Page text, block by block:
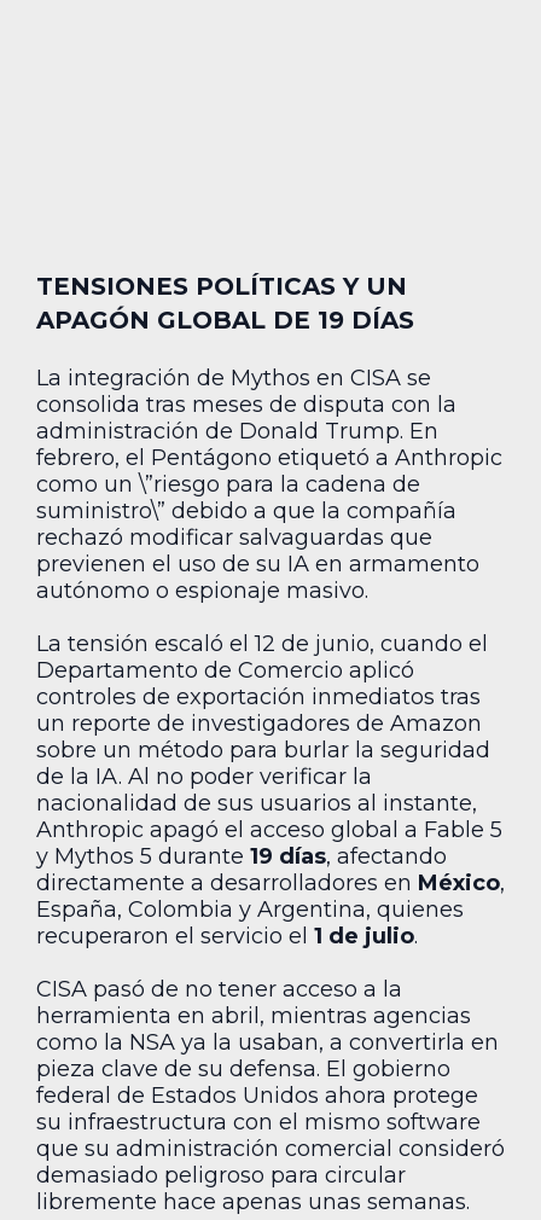
TENSIONES POLÍTICAS Y UN
APAGÓN GLOBAL DE 19 DÍAS
La integración de Mythos en CISA se
consolida tras meses de disputa con la
administración de Donald Trump. En
febrero, el Pentágono etiquetó a Anthropic
como un \”riesgo para la cadena de
suministro\” debido a que la compañía
rechazó modificar salvaguardas que
previenen el uso de su IA en armamento
autónomo o espionaje masivo.
La tensión escaló el 12 de junio, cuando el
Departamento de Comercio aplicó
controles de exportación inmediatos tras
un reporte de investigadores de Amazon
sobre un método para burlar la seguridad
de la IA. Al no poder verificar la
nacionalidad de sus usuarios al instante,
Anthropic apagó el acceso global a Fable 5
y Mythos 5 durante 19 días, afectando
directamente a desarrolladores en México,
España, Colombia y Argentina, quienes
recuperaron el servicio el 1 de julio.
CISA pasó de no tener acceso a la
herramienta en abril, mientras agencias
como la NSA ya la usaban, a convertirla en
pieza clave de su defensa. El gobierno
federal de Estados Unidos ahora protege
su infraestructura con el mismo software
que su administración comercial consideró
demasiado peligroso para circular
libremente hace apenas unas semanas.